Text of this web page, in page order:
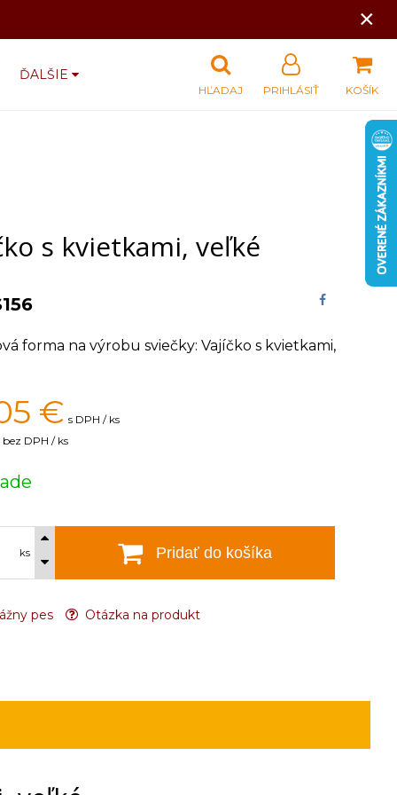
×
ĎALŠIE
KOŠÍK
PRIHLÁSIŤ
HĽADAJ
s kvietkami, veľké
forma na výrobu sviečky: Vajíčko s kvietkami,
€ s DPH / ks
bez DPH / ks
ks Pridať do košíka
pes Otázka na produkt